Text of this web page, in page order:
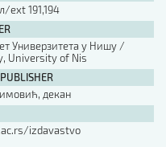
ext 191,194
Универзитета у Нишу /
University of Nis
декан
izdavastvo